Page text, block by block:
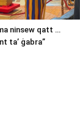
ninsew qatt …
ta’ ġabra”